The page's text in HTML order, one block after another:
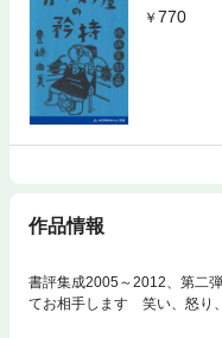
770
作品情報
書評集成2005～2012、第二
てお相手します 笑い、怒り
章から立ちのぼってきて、